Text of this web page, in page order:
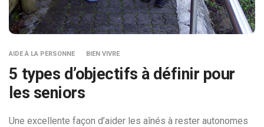
AIDE À LA PERSONNE BIEN VIVRE
5 types d’objectifs à définir pour
les seniors
Une excellente façon d’aider les aînés à rester autonomes